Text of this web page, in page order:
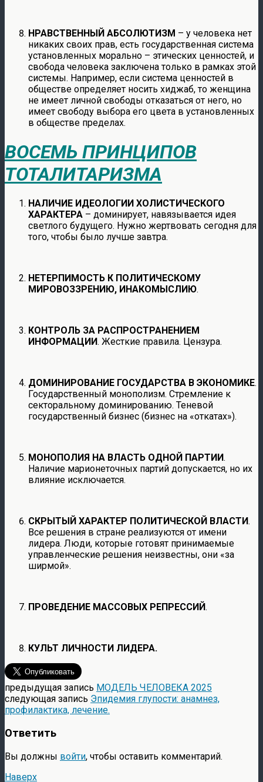
НРАВСТВЕННЫЙ АБСОЛЮТИЗМ – у человека нет
никаких своих прав, есть государственная система
установленных морально – этических ценностей, и
свобода человека заключена только в рамках этой
системы. Например, если система ценностей в
обществе определяет носить хиджаб, то женщина
не имеет личной свободы отказаться от него, но
имеет свободу выбора его цвета в установленных
в обществе пределах.
ВОСЕМЬ ПРИНЦИПОВ
ТОТАЛИТАРИЗМА
НАЛИЧИЕ ИДЕОЛОГИИ ХОЛИСТИЧЕСКОГО
ХАРАКТЕРА – доминирует, навязывается идея
светлого будущего. Нужно жертвовать сегодня для
того, чтобы было лучше завтра.
НЕТЕРПИМОСТЬ К ПОЛИТИЧЕСКОМУ
МИРОВОЗЗРЕНИЮ, ИНАКОМЫСЛИЮ.
КОНТРОЛЬ ЗА РАСПРОСТРАНЕНИЕМ
ИНФОРМАЦИИ. Жесткие правила. Цензура.
ДОМИНИРОВАНИЕ ГОСУДАРСТВА В ЭКОНОМИКЕ.
Государственный монополизм. Стремление к
секторальному доминированию. Теневой
государственный бизнес (бизнес на «откатах»).
МОНОПОЛИЯ НА ВЛАСТЬ ОДНОЙ ПАРТИИ.
Наличие марионеточных партий допускается, но их
влияние исключается.
СКРЫТЫЙ ХАРАКТЕР ПОЛИТИЧЕСКОЙ ВЛАСТИ.
Все решения в стране реализуются от имени
лидера. Люди, которые готовят принимаемые
управленческие решения неизвестны, они «за
ширмой».
ПРОВЕДЕНИЕ МАССОВЫХ РЕПРЕССИЙ.
КУЛЬТ ЛИЧНОСТИ ЛИДЕРА.
предыдущая запись МОДЕЛЬ ЧЕЛОВЕКА 2025
следующая запись Эпидемия глупости: анамнез,
профилактика, лечение.
Ответить
Вы должны войти, чтобы оставить комментарий.
Наверх